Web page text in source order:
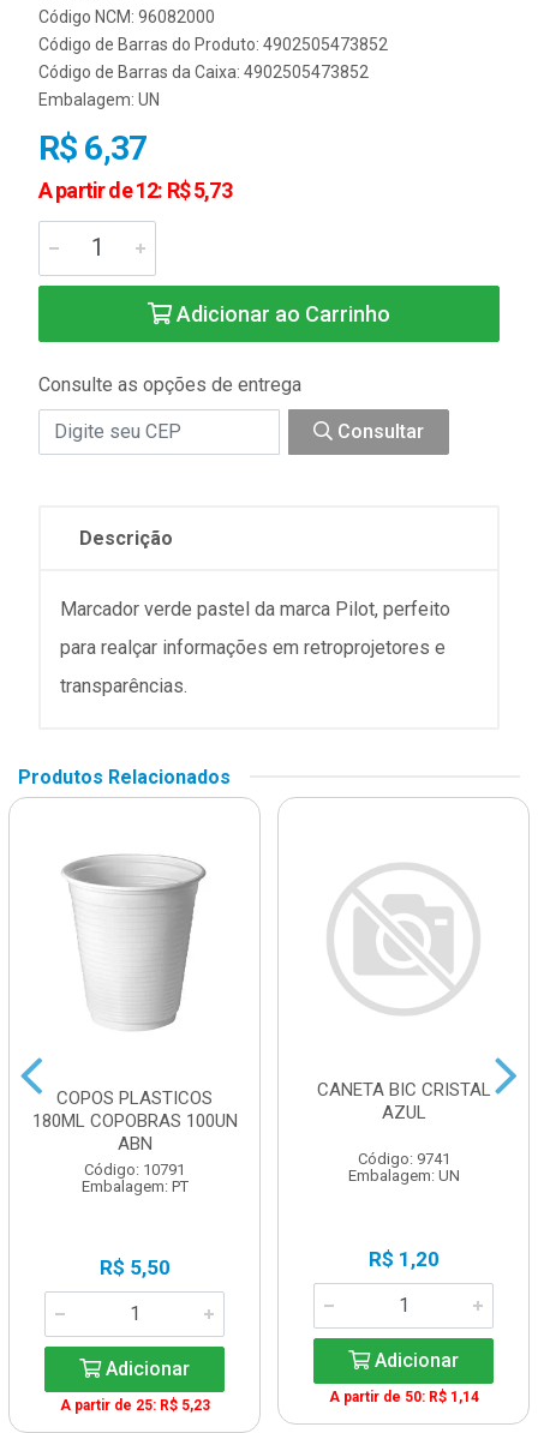
Código NCM: 96082000
Código de Barras do Produto: 4902505473852
Código de Barras da Caixa: 4902505473852
Embalagem: UN
R$ 6,37
A partir de 12: R$ 5,73
Adicionar ao Carrinho
Consulte as opções de entrega
Consultar
Descrição
Marcador verde pastel da marca Pilot, perfeito
para realçar informações em retroprojetores e
transparências.
Produtos Relacionados
COPOS PLASTICOS
180ML COPOBRAS 100UN
ABN
Código: 10791
Embalagem: PT
R$ 5,50
Adicionar
A partir de 25: R$ 5,23
CANETA BIC CRISTAL
AZUL
Código: 9741
Embalagem: UN
R$ 1,20
Adicionar
A partir de 50: R$ 1,14